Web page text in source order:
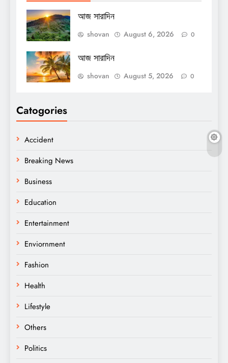
আজ সারাদিন
shovan August 6, 2026 0
আজ সারাদিন
shovan August 5, 2026 0
Catogories
Accident
Breaking News
Business
Education
Entertainment
Enviornment
Fashion
Health
Lifestyle
Others
Politics